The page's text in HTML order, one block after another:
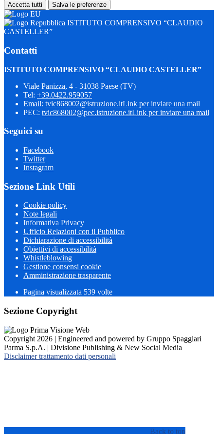
Accetta tutti Salva le preferenze
ISTITUTO COMPRENSIVO “CLAUDIO
CASTELLER”
Contatti
ISTITUTO COMPRENSIVO “CLAUDIO CASTELLER”
Viale Panizza, 4 - 31038 Paese (TV)
Tel: +39.0422.959057
Email: tvic868002@istruzione.itLink per inviare una mail
PEC: tvic868002@pec.istruzione.itLink per inviare una mail
Seguici su
Facebook
Twitter
Instagram
Sezione Link Utili
Cookie policy
Note legali
Informativa Privacy
Ufficio Relazioni con il Pubblico
Dichiarazione di accessibilità
Obiettivi di accessibilità
Whistleblowing
Gestione consensi cookie
Amministrazione trasparente
Pagina visualizzata 539 volte
Sezione Copyright
Copyright 2026 | Engineered and powered by Gruppo Spaggiari
Parma S.p.A. | Divisione Publishing & New Social Media
Disclaimer trattamento dati personali
Back to top